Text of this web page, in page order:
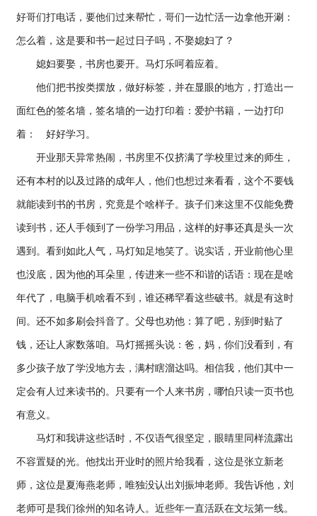
好哥们打电话，要他们过来帮忙，哥们一边忙活一边拿他开涮：
怎么着，这是要和书一起过日子吗，不娶媳妇了？
媳妇要娶，书房也要开。马灯乐呵着应着。
他们把书按类摆放，做好标签，并在显眼的地方，打造出一
面红色的签名墙，签名墙的一边打印着：爱护书籍，一边打印
着： 好好学习。
开业那天异常热闹，书房里不仅挤满了学校里过来的师生，
还有本村的以及过路的成年人，他们也想过来看看，这个不要钱
就能读到书的书房，究竟是个啥样子。孩子们来这里不仅能免费
读到书，还人手领到了一份学习用品，这样的好事还真是头一次
遇到。看到如此人气，马灯知足地笑了。说实话，开业前他心里
也没底，因为他的耳朵里，传进来一些不和谐的话语：现在是啥
年代了，电脑手机啥看不到，谁还稀罕看这些破书。就是有这时
间。还不如多刷会抖音了。父母也劝他：算了吧，别到时贴了
钱，还让人家数落咱。马灯摇摇头说：爸，妈，你们没看到，有
多少孩子放了学没地方去，满村瞎溜达吗。相信我，他们其中一
定会有人过来读书的。只要有一个人来书房，哪怕只读一页书也
有意义。
马灯和我讲这些话时，不仅语气很坚定，眼睛里同样流露出
不容置疑的光。他找出开业时的照片给我看，这位是张立新老
师，这位是夏海燕老师，唯独没认出刘振坤老师。我告诉他，刘
老师可是我们徐州的知名诗人。近些年一直活跃在文坛第一线。